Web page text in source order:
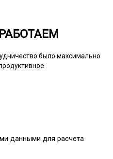
было максимально
данными для расчета